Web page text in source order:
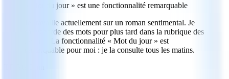
« Mot du jour » est une fonctionnalité remarquable
Je travaille actuellement sur un roman sentimental. Je
sauvegarde des mots pour plus tard dans la rubrique des
favoris. La fonctionnalité « Mot du jour » est
remarquable pour moi : je la consulte tous les matins.